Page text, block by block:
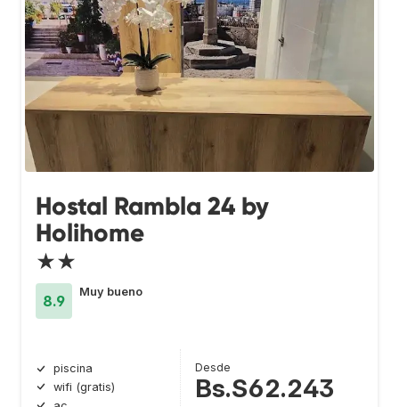
Hostal Rambla 24 by
Holihome
★★
8.9
Muy bueno
piscina
wifi (gratis)
Desde
Bs.S62.243